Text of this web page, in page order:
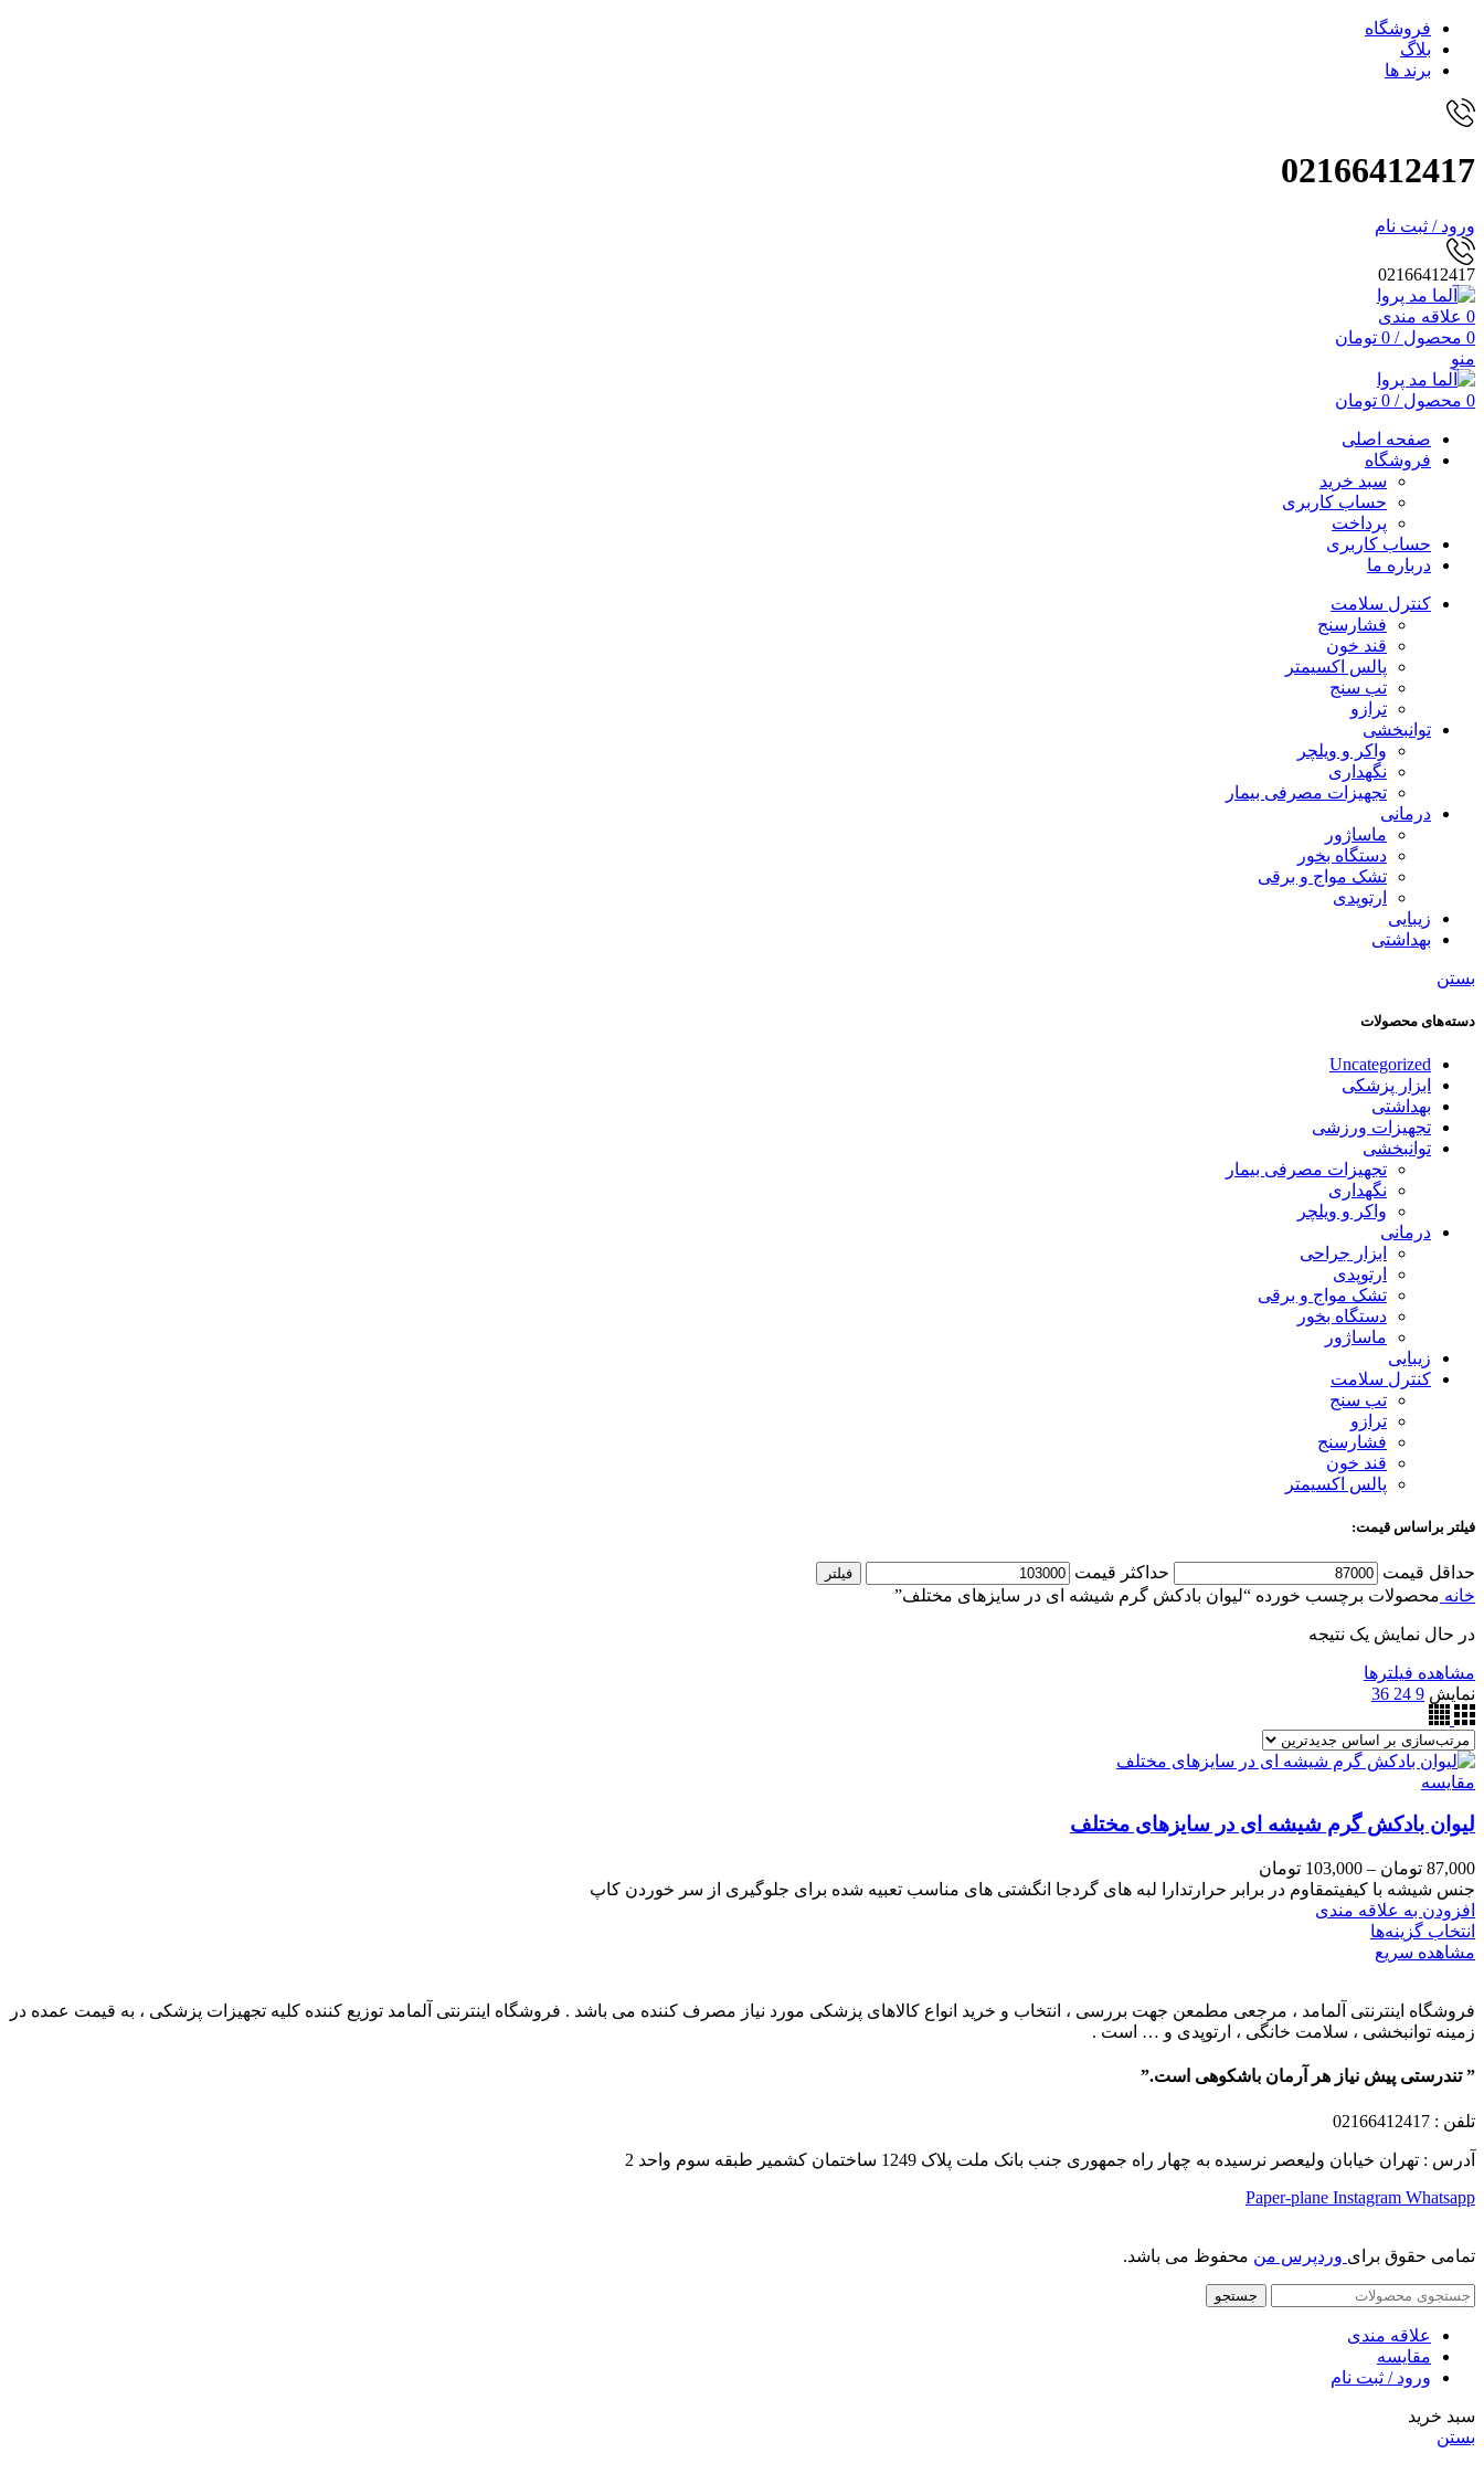
فروشگاه
بلاگ
برند ها
02166412417
ورود / ثبت نام
02166412417
0 علاقه مندی
0 محصول /
0 تومان
منو
0 محصول /
0 تومان
صفحه اصلی
فروشگاه
سبد خرید
حساب کاربری
پرداخت
حساب کاربری
درباره ما
کنترل سلامت
فشارسنج
قند خون
پالس اکسیمتر
تب سنج
ترازو
توانبخشی
واکر و ویلچر
نگهداری
تجهیزات مصرفی بیمار
درمانی
ماساژور
دستگاه بخور
تشک مواج و برقی
ارتوپدی
زیبایی
بهداشتی
بستن
دسته‌های محصولات
Uncategorized
ابزار پزشکی
بهداشتی
تجهیزات ورزشی
توانبخشی
تجهیزات مصرفی بیمار
نگهداری
واکر و ویلچر
درمانی
ابزار جراحی
ارتوپدی
تشک مواج و برقی
دستگاه بخور
ماساژور
زیبایی
کنترل سلامت
تب سنج
ترازو
فشارسنج
قند خون
پالس اکسیمتر
فیلتر براساس قیمت:
حداقل قیمت حداکثر قیمت فیلتر
خانه محصولات برچسب خورده “لیوان بادکش گرم شیشه ای در سایزهای مختلف”
در حال نمایش یک نتیجه
مشاهده فیلترها
نمایش 9
24
36
مقایسه
لیوان بادکش گرم شیشه ای در سایزهای مختلف
87,000 تومان –
103,000 تومان
جنس شیشه با کیفیتمقاوم در برابر حرارتدارا لبه های گردجا انگشتی های مناسب تعبیه شده برای جلوگیری از سر خوردن کاپ
افزودن به علاقه مندی
انتخاب گزینه‌ها
مشاهده سریع
فروشگاه اینترنتی آلمامد ، مرجعی مطمعن جهت بررسی ، انتخاب و خرید انواع کالاهای پزشکی مورد نیاز مصرف کننده می باشد . فروشگاه اینترنتی آلمامد توزیع کننده کلیه تجهیزات پزشکی ، به قیمت عمده در
زمینه توانبخشی ، سلامت خانگی ، ارتوپدی و … است .
” تندرستی پیش نیاز هر آرمان باشکوهی است.”
تلفن : 02166412417
آدرس : تهران خیابان ولیعصر نرسیده به چهار راه جمهوری جنب بانک ملت پلاک 1249 ساختمان کشمیر طبقه سوم واحد 2
Paper-plane Instagram Whatsapp
تمامی حقوق برای وردپرس من محفوظ می باشد.
جستجو
علاقه مندی
مقایسه
ورود / ثبت نام
سبد خرید
بستن